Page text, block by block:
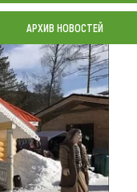
АРХИВ НОВОСТЕЙ